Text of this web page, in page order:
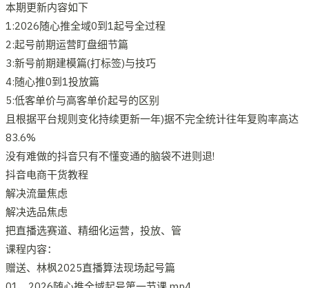
本期更新内容如下
1:2026随心推全域0到1起号全过程
2:起号前期运营盯盘细节篇
3:新号前期建模篇(打标签)与技巧
4:随心推0到1投放篇
5:低客单价与高客单价起号的区别
且根据平台规则变化持续更新一年)据不完全统计往年复购率高达
83.6%
没有难做的抖音只有不懂变通的脑袋不进则退!
抖音电商干货教程
解决流量焦虑
解决选品焦虑
把直播选赛道、精细化运营，投放、管
课程内容：
赠送、林枫2025直播算法现场起号篇